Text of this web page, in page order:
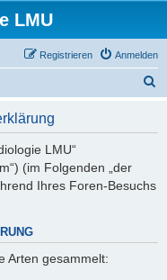
LMU
Anmelden
Registrieren
LMU“
(im Folgenden „der
Ihres Foren-Besuchs
Arten gesammelt: